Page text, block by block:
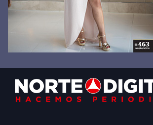
Footer